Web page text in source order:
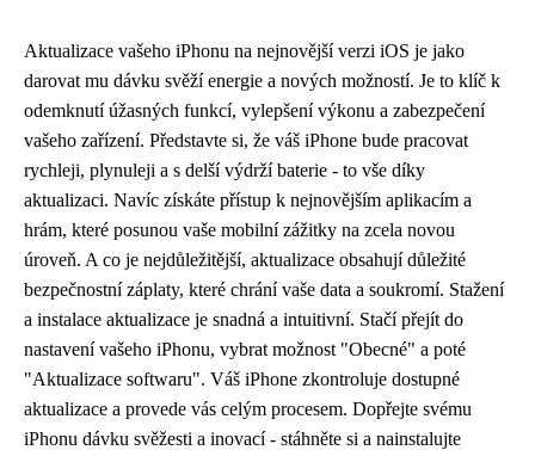
Aktualizace vašeho iPhonu na nejnovější verzi iOS je jako
darovat mu dávku svěží energie a nových možností. Je to klíč k
odemknutí úžasných funkcí, vylepšení výkonu a zabezpečení
vašeho zařízení. Představte si, že váš iPhone bude pracovat
rychleji, plynuleji a s delší výdrží baterie - to vše díky
aktualizaci. Navíc získáte přístup k nejnovějším aplikacím a
hrám, které posunou vaše mobilní zážitky na zcela novou
úroveň. A co je nejdůležitější, aktualizace obsahují důležité
bezpečnostní záplaty, které chrání vaše data a soukromí. Stažení
a instalace aktualizace je snadná a intuitivní. Stačí přejít do
nastavení vašeho iPhonu, vybrat možnost "Obecné" a poté
"Aktualizace softwaru". Váš iPhone zkontroluje dostupné
aktualizace a provede vás celým procesem. Dopřejte svému
iPhonu dávku svěžesti a inovací - stáhněte si a nainstalujte